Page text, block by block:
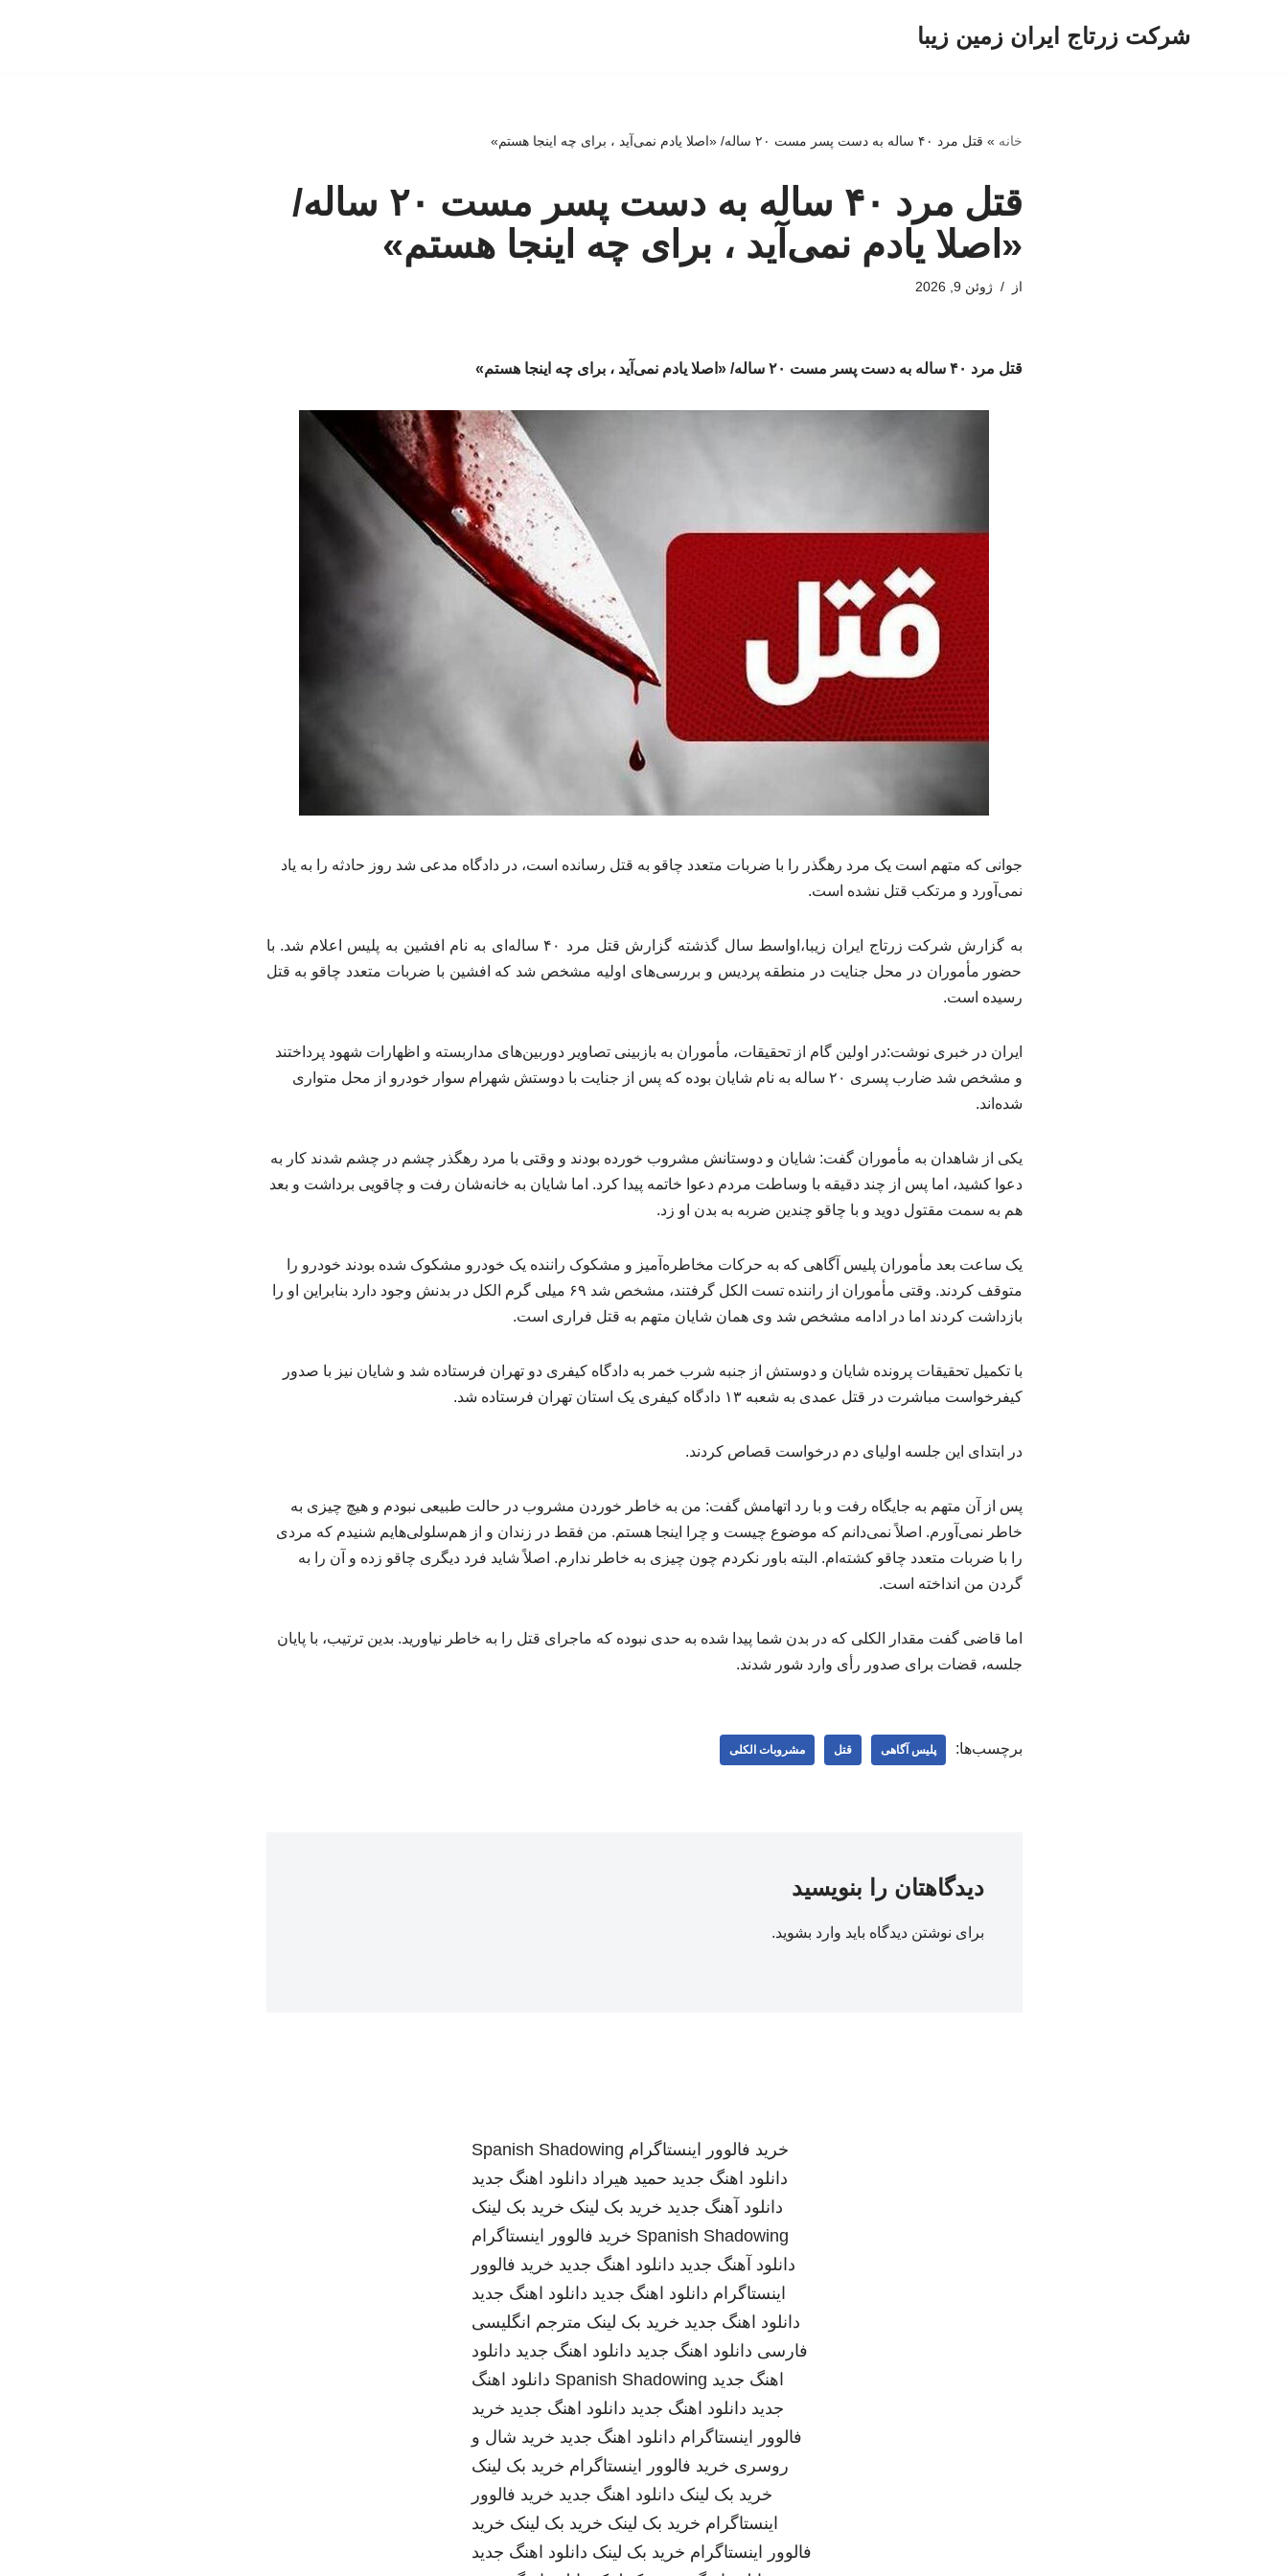
شرکت زرتاج ایران زمین زیبا
خانه » قتل مرد ۴۰ ساله به دست پسر مست ۲۰ ساله/ «اصلا یادم نمی‌آید ، برای چه اینجا هستم»
قتل مرد ۴۰ ساله به دست پسر مست ۲۰ ساله/
«اصلا یادم نمی‌آید ، برای چه اینجا هستم»
از ژوئن 9, 2026
قتل مرد ۴۰ ساله به دست پسر مست ۲۰ ساله/ «اصلا یادم نمی‌آید ، برای چه اینجا هستم»
جوانی که متهم است یک مرد رهگذر را با ضربات متعدد چاقو به قتل رسانده است، در دادگاه مدعی شد روز حادثه را به یاد
نمی‌آورد و مرتکب قتل نشده است.
به گزارش شرکت زرتاج ایران زیبا،اواسط سال گذشته گزارش قتل مرد ۴۰ ساله‌ای به نام افشین به پلیس اعلام شد. با
حضور مأموران در محل جنایت در منطقه پردیس و بررسی‌های اولیه مشخص شد که افشین با ضربات متعدد چاقو به قتل
رسیده است.
ایران در خبری نوشت:در اولین گام از تحقیقات، مأموران به بازبینی تصاویر دوربین‌های مداربسته و اظهارات شهود پرداختند
و مشخص شد ضارب پسری ۲۰ ساله به نام شایان بوده که پس از جنایت با دوستش شهرام سوار خودرو از محل متواری
شده‌اند.
یکی از شاهدان به مأموران گفت: شایان و دوستانش مشروب خورده بودند و وقتی با مرد رهگذر چشم در چشم شدند کار به
دعوا کشید، اما پس از چند دقیقه با وساطت مردم دعوا خاتمه پیدا کرد. اما شایان به خانه‌شان رفت و چاقویی برداشت و بعد
هم به سمت مقتول دوید و با چاقو چندین ضربه به بدن او زد.
یک ساعت بعد مأموران پلیس آگاهی که به حرکات مخاطره‌آمیز و مشکوک راننده یک خودرو مشکوک شده بودند خودرو را
متوقف کردند. وقتی مأموران از راننده تست الکل گرفتند، مشخص شد ۶۹ میلی گرم الکل در بدنش وجود دارد بنابراین او را
بازداشت کردند اما در ادامه مشخص شد وی همان شایان متهم به قتل فراری است.
با تکمیل تحقیقات پرونده شایان و دوستش از جنبه شرب خمر به دادگاه کیفری دو تهران فرستاده شد و شایان نیز با صدور
کیفرخواست مباشرت در قتل عمدی به شعبه ۱۳ دادگاه کیفری یک استان تهران فرستاده شد.
در ابتدای این جلسه اولیای دم درخواست قصاص کردند.
پس از آن متهم به جایگاه رفت و با رد اتهامش گفت: من به خاطر خوردن مشروب در حالت طبیعی نبودم و هیچ چیزی به
خاطر نمی‌آورم. اصلاً نمی‌دانم که موضوع چیست و چرا اینجا هستم. من فقط در زندان و از هم‌سلولی‌هایم شنیدم که مردی
را با ضربات متعدد چاقو کشته‌ام. البته باور نکردم چون چیزی به خاطر ندارم. اصلاً شاید فرد دیگری چاقو زده و آن را به
گردن من انداخته است.
اما قاضی گفت مقدار الکلی که در بدن شما پیدا شده به حدی نبوده که ماجرای قتل را به خاطر نیاورید. بدین ترتیب، با پایان
جلسه، قضات برای صدور رأی وارد شور شدند.
برچسب‌ها: پلیس آگاهی قتل مشروبات الکلی
دیدگاهتان را بنویسید
برای نوشتن دیدگاه باید وارد بشوید.
خرید فالوور اینستاگرام Spanish Shadowing
دانلود اهنگ جدید حمید هیراد دانلود اهنگ جدید
دانلود آهنگ جدید خرید بک لینک خرید بک لینک
Spanish Shadowing خرید فالوور اینستاگرام
دانلود آهنگ جدید دانلود اهنگ جدید خرید فالوور
اینستاگرام دانلود اهنگ جدید دانلود اهنگ جدید
دانلود اهنگ جدید خرید بک لینک مترجم انگلیسی
فارسی دانلود اهنگ جدید دانلود اهنگ جدید دانلود
اهنگ جدید Spanish Shadowing دانلود اهنگ
جدید دانلود اهنگ جدید دانلود اهنگ جدید خرید
فالوور اینستاگرام دانلود اهنگ جدید خرید شال و
روسری خرید فالوور اینستاگرام خرید بک لینک
خرید بک لینک دانلود اهنگ جدید خرید فالوور
اینستاگرام خرید بک لینک خرید بک لینک خرید
فالوور اینستاگرام خرید بک لینک دانلود اهنگ جدید